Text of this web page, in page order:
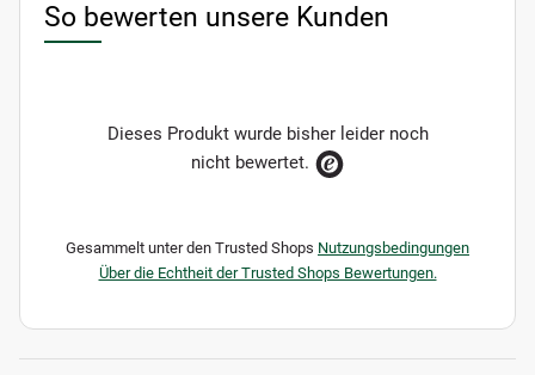
So bewerten unsere Kunden
Dieses Produkt wurde bisher leider noch
nicht bewertet.
Gesammelt unter den Trusted Shops Nutzungsbedingungen
Über die Echtheit der Trusted Shops Bewertungen.